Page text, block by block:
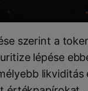
szerint a
lépése